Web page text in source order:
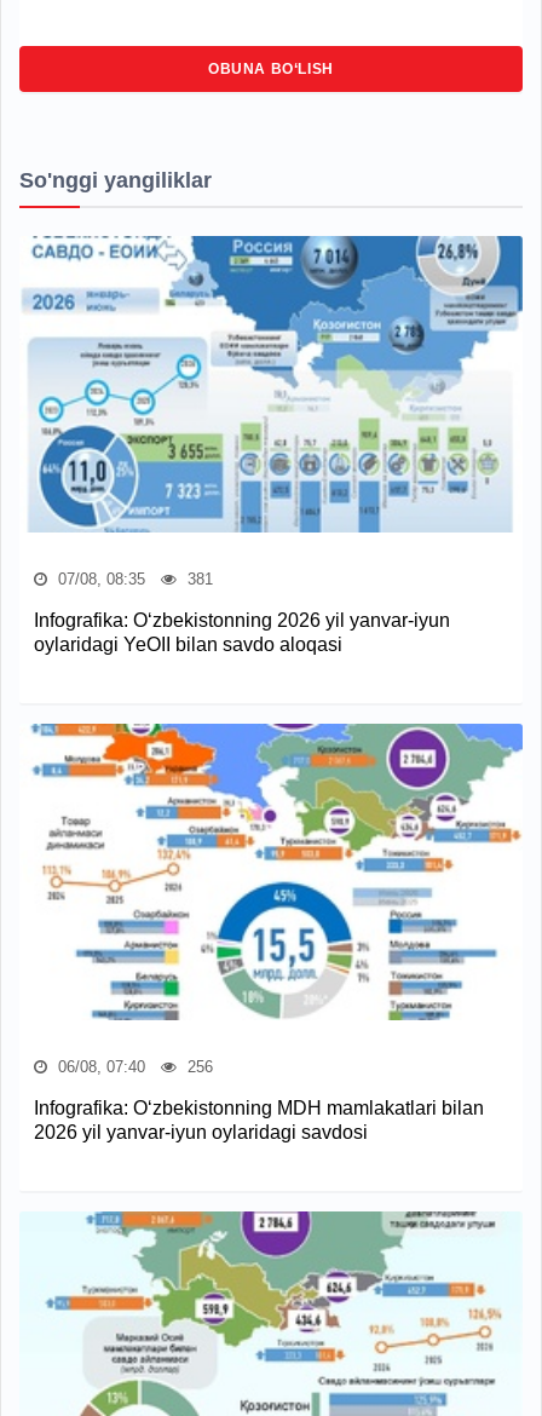
OBUNA BO‘LISH
So'nggi yangiliklar
07/08, 08:35 381
Infografika: O‘zbekistonning 2026 yil yanvar-iyun
oylaridagi YeOII bilan savdo aloqasi
06/08, 07:40 256
Infografika: O‘zbekistonning MDH mamlakatlari bilan
2026 yil yanvar-iyun oylaridagi savdosi